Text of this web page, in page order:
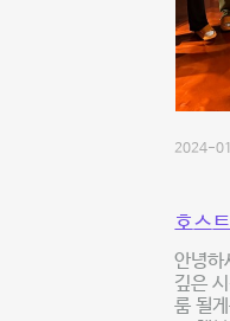
2024-
호스
안녕하
깊은
룸 될